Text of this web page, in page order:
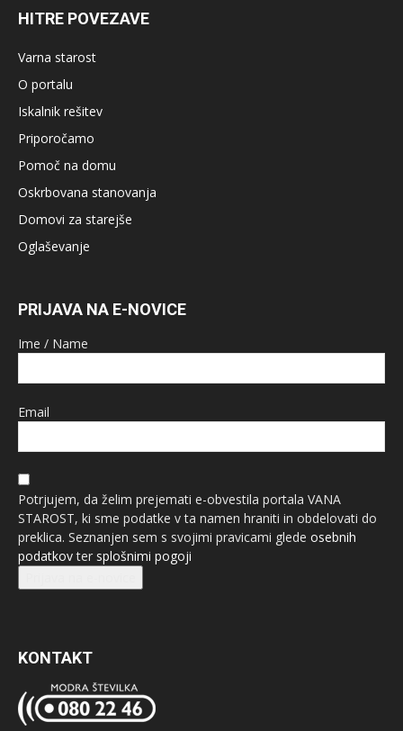
HITRE POVEZAVE
Varna starost
O portalu
Iskalnik rešitev
Priporočamo
Pomoč na domu
Oskrbovana stanovanja
Domovi za starejše
Oglaševanje
PRIJAVA NA E-NOVICE
Ime / Name
Email
Potrjujem, da želim prejemati e-obvestila portala VANA
STAROST, ki sme podatke v ta namen hraniti in obdelovati do
preklica. Seznanjen sem s svojimi pravicami glede osebnih
podatkovter splošnimi pogoji
KONTAKT